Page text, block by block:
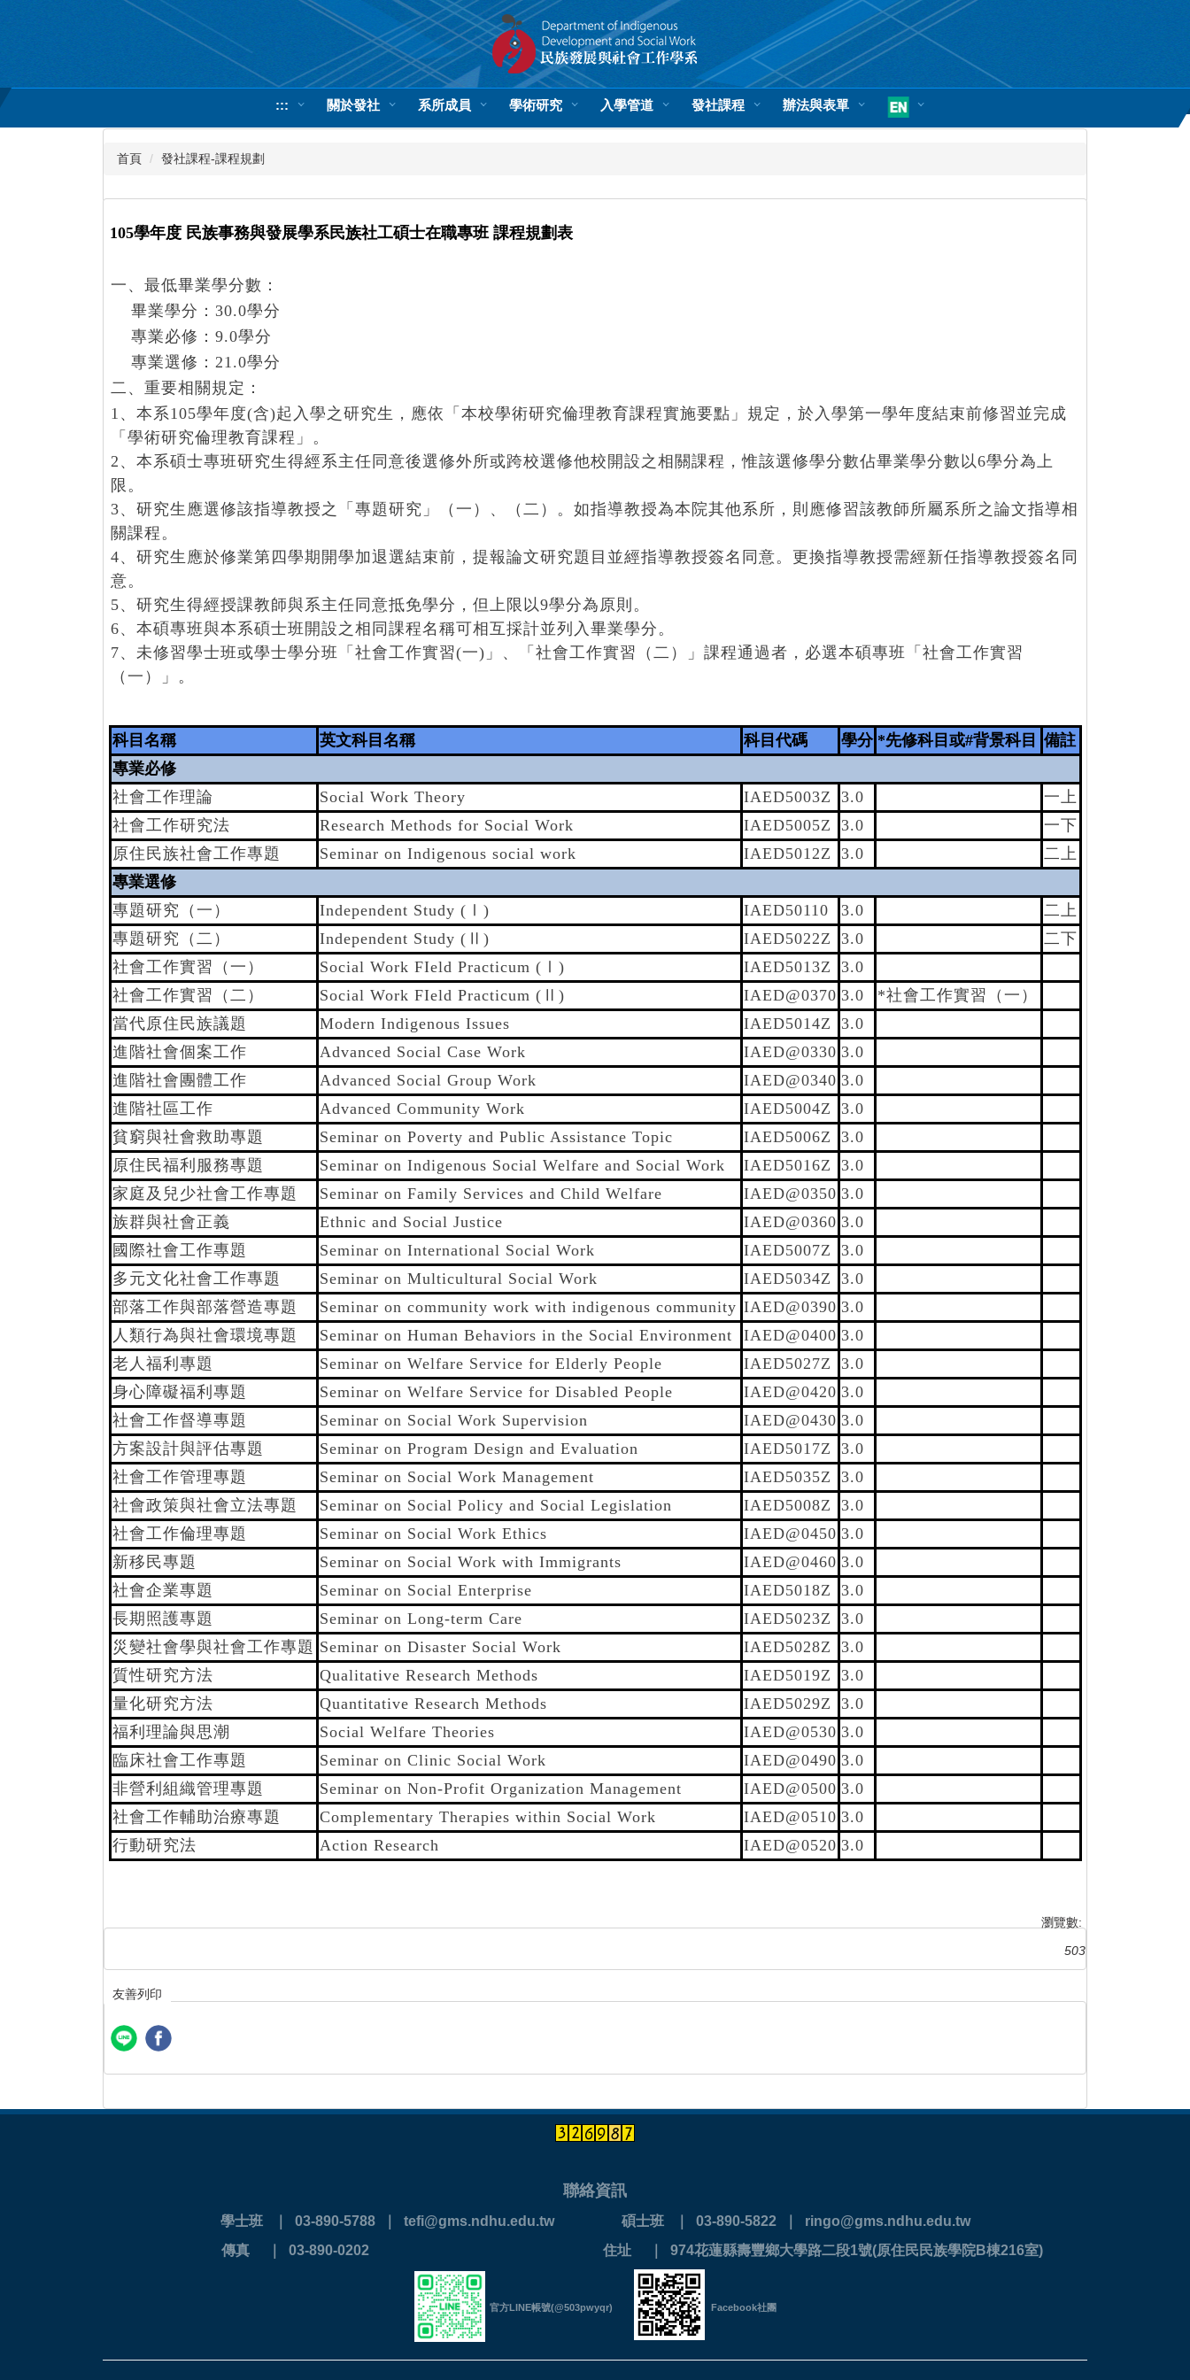
內
::: 關於發社 系所成員 學術研究 入學管道 發社課程 辦法與表單
首頁 發社課程-課程規劃
105學年度 民族事務與發展學系民族社工碩士在職專班 課程規劃表
一、最低畢業學分數：
畢業學分：30.0學分
專業必修：9.0學分
專業選修：21.0學分
二、重要相關規定：
1、本系105學年度(含)起入學之研究生，應依「本校學術研究倫理教育課程實施要點」規定，於入學第一學年度結束前修習並完成
「學術研究倫理教育課程」。
2、本系碩士專班研究生得經系主任同意後選修外所或跨校選修他校開設之相關課程，惟該選修學分數佔畢業學分數以6學分為上
限。
3、研究生應選修該指導教授之「專題研究」（一）、（二）。如指導教授為本院其他系所，則應修習該教師所屬系所之論文指導相
關課程。
4、研究生應於修業第四學期開學加退選結束前，提報論文研究題目並經指導教授簽名同意。更換指導教授需經新任指導教授簽名同
意。
5、研究生得經授課教師與系主任同意抵免學分，但上限以9學分為原則。
6、本碩專班與本系碩士班開設之相同課程名稱可相互採計並列入畢業學分。
7、未修習學士班或學士學分班「社會工作實習(一)」、「社會工作實習（二）」課程通過者，必選本碩專班「社會工作實習
（一）」。
科目名稱 英文科目名稱 科目代碼 學分 *先修科目或#背景科目
備註
專業必修
社會工作理論
Social Work Theory IAED5003Z 3.0
一上
社會工作研究法
Research Methods for Social Work IAED5005Z 3.0
一下
原住民族社會工作專題
Seminar on Indigenous social work IAED5012Z 3.0
二上
專業選修
專題研究（一）
Independent Study (Ⅰ) IAED50110 3.0
二上
專題研究（二）
Independent Study (Ⅱ) IAED5022Z 3.0
二下
社會工作實習（一）
Social Work FIeld Practicum (Ⅰ) IAED5013Z
3.0
社會工作實習（二）
Social Work FIeld Practicum (Ⅱ) IAED@0370 3.0
*社會工作實習（一）
當代原住民族議題
Modern Indigenous Issues IAED5014Z
3.0
進階社會個案工作
Advanced Social Case Work IAED@0330 3.0
進階社會團體工作
Advanced Social Group Work IAED@0340 3.0
進階社區工作
Advanced Community Work IAED5004Z
3.0
貧窮與社會救助專題
Seminar on Poverty and Public Assistance Topic IAED5006Z
3.0
原住民福利服務專題
Seminar on Indigenous Social Welfare and Social Work IAED5016Z
3.0
家庭及兒少社會工作專題
Seminar on Family Services and Child Welfare IAED@0350 3.0
族群與社會正義
Ethnic and Social Justice IAED@0360 3.0
國際社會工作專題
Seminar on International Social Work IAED5007Z
3.0
多元文化社會工作專題
Seminar on Multicultural Social Work IAED5034Z
3.0
部落工作與部落營造專題
Seminar on community work with indigenous community IAED@0390 3.0
人類行為與社會環境專題
Seminar on Human Behaviors in the Social Environment IAED@0400 3.0
老人福利專題
Seminar on Welfare Service for Elderly People IAED5027Z
3.0
身心障礙福利專題
Seminar on Welfare Service for Disabled People IAED@0420 3.0
社會工作督導專題
Seminar on Social Work Supervision IAED@0430 3.0
方案設計與評估專題
Seminar on Program Design and Evaluation IAED5017Z
3.0
社會工作管理專題
Seminar on Social Work Management IAED5035Z
3.0
社會政策與社會立法專題
Seminar on Social Policy and Social Legislation IAED5008Z
3.0
社會工作倫理專題
Seminar on Social Work Ethics IAED@0450 3.0
新移民專題
Seminar on Social Work with Immigrants IAED@0460 3.0
社會企業專題
Seminar on Social Enterprise IAED5018Z
3.0
長期照護專題
Seminar on Long-term Care IAED5023Z
3.0
災變社會學與社會工作專題 Seminar on Disaster Social Work IAED5028Z
3.0
質性研究方法
Qualitative Research Methods IAED5019Z
3.0
量化研究方法
Quantitative Research Methods IAED5029Z
3.0
福利理論與思潮
Social Welfare Theories IAED@0530 3.0
臨床社會工作專題
Seminar on Clinic Social Work IAED@0490 3.0
非營利組織管理專題
Seminar on Non-Profit Organization Management IAED@0500 3.0
社會工作輔助治療專題
Complementary Therapies within Social Work IAED@0510 3.0
行動研究法
Action Research IAED@0520 3.0
瀏覽數:
503
友善列印
聯絡資訊
學士班 ｜ 03-890-5788 ｜ tefi@gms.ndhu.edu.tw 碩士班 ｜ 03-890-5822 ｜ ringo@gms.ndhu.edu.tw
傳真 ｜ 03-890-0202 住址 ｜ 974花蓮縣壽豐鄉大學路二段1號(原住民民族學院B棟216室)
官方LINE帳號(@503pwyqr) Facebook社團